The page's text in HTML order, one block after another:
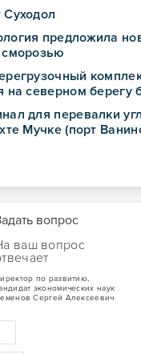
предложила
на северном берегу
для перевалки
Мучке (порт
вопрос
ваш вопрос
по развитию,
экономических наук
Сергей Алексеевич